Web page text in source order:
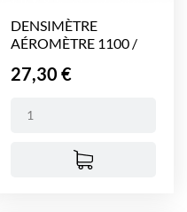
DENSIMÈTRE
AÉROMÈTRE 1100 /
Prix
27,30 €